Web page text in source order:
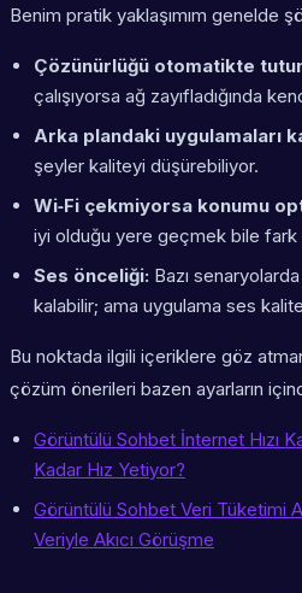
Benim pratik yaklaşımım genelde
Çözünürlüğü otomatikte
çalışıyorsa ağ zayıfladığında
Arka plandaki uygulamaları
şeyler kaliteyi düşürebiliyor.
Wi‑Fi çekmiyorsa konumu
iyi olduğu yere geçmek bile fark
Ses önceliği: Bazı
kalabilir; ama uygulama ses
Bu noktada ilgili içeriklere göz
çözüm önerileri bazen ayarların
Görüntülü Sohbet İnternet Hızı
Kadar Hız Yetiyor?
Görüntülü Sohbet Veri Tüketimi
Veriyle Akıcı Görüşme